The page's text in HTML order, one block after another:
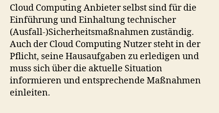
Cloud Computing Anbieter selbst sind für die
Einführung und Einhaltung technischer
(Ausfall-)Sicherheitsmaßnahmen zuständig.
Auch der Cloud Computing Nutzer steht in der
Pflicht, seine Hausaufgaben zu erledigen und
muss sich über die aktuelle Situation
informieren und entsprechende Maßnahmen
einleiten.